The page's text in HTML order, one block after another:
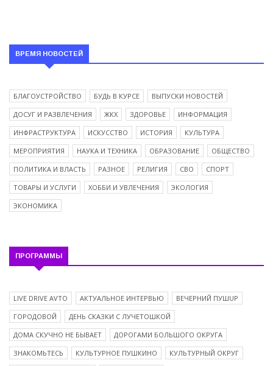
ВРЕМЯ НОВОСТЕЙ
БЛАГОУСТРОЙСТВО БУДЬ В КУРСЕ
ВЫПУСКИ НОВОСТЕЙ
ДОСУГ И РАЗВЛЕЧЕНИЯ
ЖКХ ЗДОРОВЬЕ
ИНФОРМАЦИЯ
ИНФРАСТРУКТУРА
ИСКУССТВО ИСТОРИЯ
КУЛЬТУРА
МЕРОПРИЯТИЯ
НАУКА И ТЕХНИКА ОБРАЗОВАНИЕ
ОБЩЕСТВО
ПОЛИТИКА И ВЛАСТЬ
РАЗНОЕ РЕЛИГИЯ СВО
СПОРТ
ТОВАРЫ И УСЛУГИ
ХОББИ И УВЛЕЧЕНИЯ
ЭКОЛОГИЯ
ЭКОНОМИКА
ПРОГРАММЫ
LIVE DRIVE AVTO АКТУАЛЬНОЕ ИНТЕРВЬЮ
ВЕЧЕРНИЙ ПУШUP
ГОРОДОВОЙ
ДЕНЬ СКАЗКИ С ЛУЧЕТОШКОЙ
ДОМА СКУЧНО НЕ БЫВАЕТ
ДОРОГАМИ БОЛЬШОГО ОКРУГА
ЗНАКОМЬТЕСЬ
КУЛЬТУРНОЕ ПУШКИНО
КУЛЬТУРНЫЙ ОКРУГ